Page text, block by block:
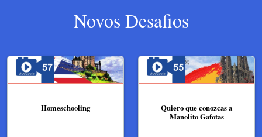
Novos Desafios
Homeschooling
Quiero que conozcas a
Manolito Gafotas